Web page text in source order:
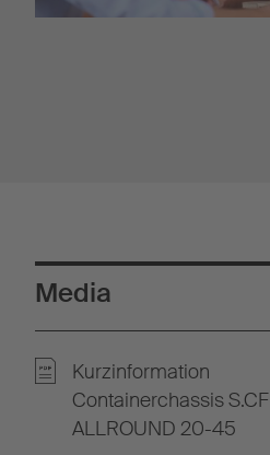
Media
Kurzinformation
Containerchassis S.CF
ALLROUND 20-45